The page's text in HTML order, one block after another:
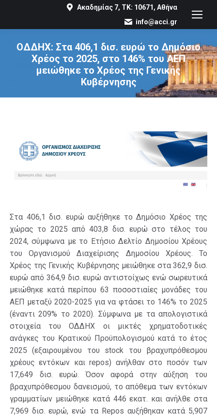
Ακαδημίας 7, ΤΚ: 10671, Αθήνα
info@acci.gr
ΟΔΔΗΧ: Στα 406,1 δισ. ευρώ το Δημόσιο
Χρέος το 2025, στο 146% του ΑΕΠ
μειώθηκε το Χρέος της Γενικής
Κυβέρνησης
You are here:
Στα 406,1 δισ. ευρώ αυξήθηκε το Δημόσιο Χρέος της
χώρας το 2025 από 403,8 δισ. ευρώ στο τέλος του
2024, σύμφωνα με το Ετήσιο Δελτίο Δημοσίου Χρέους
του Οργανισμού Διαχείρισης Δημοσίου Χρέους. Το
Χρέος της Γενικής Κυβέρνησης μειώθηκε στα 362,9 δισ.
ευρώ από 364,9 δισ. ευρώ αντιστοίχως ενώ σωρευτικά
μειώθηκε κατά περίπου 63 ποσοστιαίες μονάδες του
ΑΕΠ μεταξύ 2020-2025 για να φτάσει το 146% το 2025
(έναντι 209% το 2020). Σύμφωνα με τα απολογιστικά
στοιχεία του ΟΔΔΗΧ οι μικτές χρηματοδοτικές
ανάγκες του Κρατικού Προϋπολογισμού κατά το έτος
2025 (εξαιρουμένου του stock του βραχυπρόθεσμου
χρέους εντόκων και repos) ανήλθαν στο ποσόν των
17,649 δισ. ευρώ. Όσον αφορά στην αύξηση του
βραχυπρόθεσμου δανεισμού, το απόθεμα των εντόκων
γραμματίων μειώθηκε κατά 446 εκατ. και ανήλθε στα
7,969 δισ. ευρώ, ενώ τα Repos αυξήθηκαν κατά 5,907